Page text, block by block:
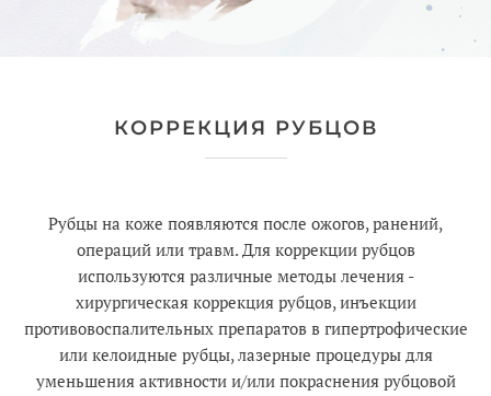
КОРРЕКЦИЯ РУБЦОВ
Рубцы на коже появляются после ожогов, ранений,
операций или травм. Для коррекции рубцов
используются различные методы лечения -
хирургическая коррекция рубцов, инъекции
противовоспалительных препаратов в гипертрофические
или келоидные рубцы, лазерные процедуры для
уменьшения активности и/или покраснения рубцовой